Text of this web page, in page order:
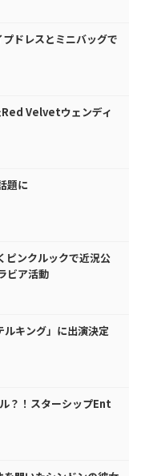
ドレスとミニバッグで
Red Velvetウェンディ
題に
ピンクルックで近況公
ビア活動
ルキング」に出演決定
？！スターシップEnt